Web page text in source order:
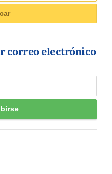
correo electrónico